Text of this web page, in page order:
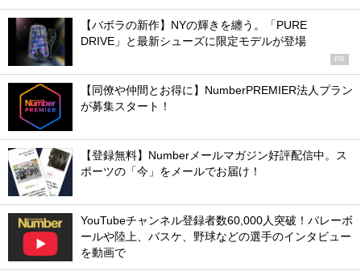
【バボラの新作】NYの輝きを纏う。「PURE
DRIVE」と最新シューズに限定モデルが登場
PR
【同僚や仲間とお得に】NumberPREMIER法人プラン
が募集スタート！
【登録無料】Numberメールマガジン好評配信中。ス
ポーツの「今」をメールでお届け！
YouTubeチャンネル登録者数60,000人突破！バレーボ
ールや陸上、バスケ、野球などの選手のインタビュー
を動画で